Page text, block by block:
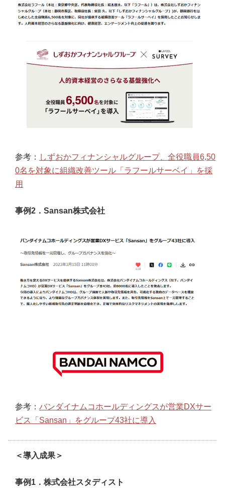
参考： しずおかフィナンシャルグループ、全役職員6,50
0名を対象に組織改善ツール「ラフールサーベイ」を採
用
事例2．Sansan株式会社
参考： バンダイナムコホールディングスが営業DXサー
ビス「Sansan」をグループ43社に導入
＜導入成果＞
事例1．株式会社スタディスト